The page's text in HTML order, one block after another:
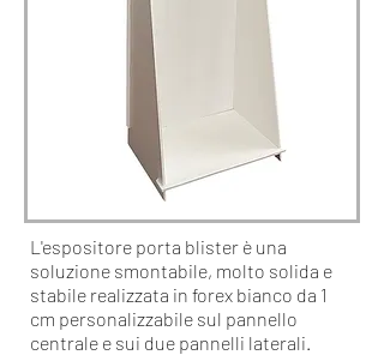
L'espositore porta blister è una
soluzione smontabile, molto solida e
stabile realizzata in forex bianco da 1
cm personalizzabile sul pannello
centrale e sui due pannelli laterali.